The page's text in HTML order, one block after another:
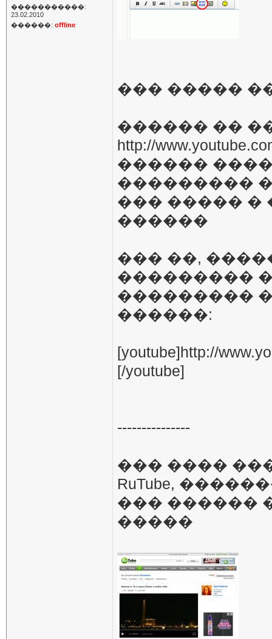
�����������:
23.02.2010
������: offline
��� �����
������ ��
http://
������
���������
��� ����� �
������
��� ��,
���������
���������
������:
[youtube]http://
[/youtube]
---------------
��� ����
RuTube,
��� ������
�����